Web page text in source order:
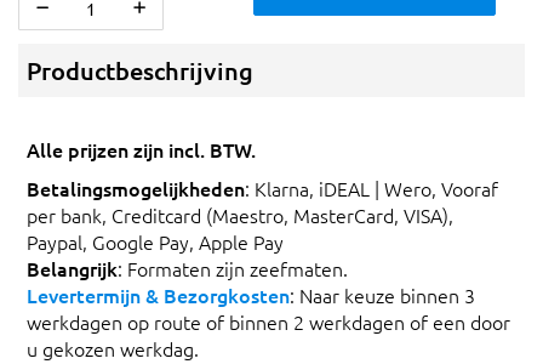
Productbeschrijving
Alle prijzen zijn incl. BTW.
Betalingsmogelijkheden: Klarna, iDEAL | Wero, Vooraf
per bank, Creditcard (Maestro, MasterCard, VISA),
Paypal, Google Pay, Apple Pay
Belangrijk: Formaten zijn zeefmaten.
Levertermijn & Bezorgkosten: Naar keuze binnen 3
werkdagen op route of binnen 2 werkdagen of een door
u gekozen werkdag.